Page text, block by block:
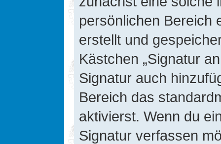
persönlichen Bereich
erstellt und
Kästchen „Signatur
Signatur auch
Bereich das
aktivierst. Wenn du
Signatur verfassen